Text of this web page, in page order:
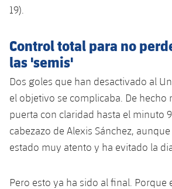
Clasificaciones
Agenda
Actualidad
Jugadores
Calendario
Resultados
Voleibol
plusicon
más
Noticias
Voleibol masculino
Voleibol femenino
Apúntate a las amateurs
plusicon
más
Apúntate a las amateurs
Carnet de las Secciones
PLUSICON
MÁS
League of Legends
VALORANT Rising
19).
Control total para no
las 'semis'
Dos goles que han desactivado al
el objetivo se complicaba. De hecho
puerta con claridad hasta el minuto
cabezazo de Alexis Sánchez, aunque
estado muy atento y ha evitado la
Pero esto ya ha sido al final. Porque